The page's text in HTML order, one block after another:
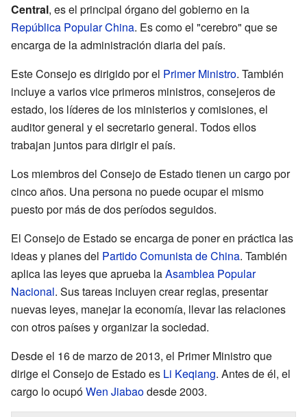
Central, es el principal órgano del gobierno en la
República Popular China. Es como el "cerebro" que se
encarga de la administración diaria del país.
Este Consejo es dirigido por el Primer Ministro. También
incluye a varios vice primeros ministros, consejeros de
estado, los líderes de los ministerios y comisiones, el
auditor general y el secretario general. Todos ellos
trabajan juntos para dirigir el país.
Los miembros del Consejo de Estado tienen un cargo por
cinco años. Una persona no puede ocupar el mismo
puesto por más de dos períodos seguidos.
El Consejo de Estado se encarga de poner en práctica las
ideas y planes del Partido Comunista de China. También
aplica las leyes que aprueba laAsamblea Popular
Nacional. Sus tareas incluyen crear reglas, presentar
nuevas leyes, manejar la economía, llevar las relaciones
con otros países y organizar la sociedad.
Desde el 16 de marzo de 2013, el Primer Ministro que
dirige el Consejo de Estado es Li Keqiang. Antes de él, el
cargo lo ocupóWen Jiabaodesde 2003.